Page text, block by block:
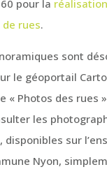
pour la
rues.
sont
le géoportail
« Photos des rues
les
disponibles sur
Nyon,